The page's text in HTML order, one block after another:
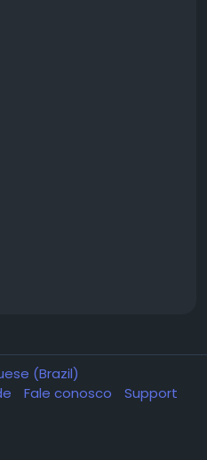
(Brazil)
Fale conosco
Support